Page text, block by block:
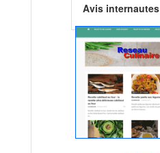
Avis internautes